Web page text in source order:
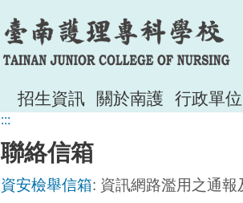
招生資訊 關於南護 行政單位
:::
聯絡信箱
資安檢舉信箱: 資訊網路濫用之通報